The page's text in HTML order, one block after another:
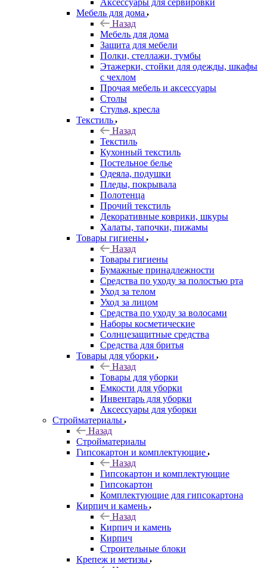
Аксессуары для сервировки
Мебель для дома
Назад
Мебель для дома
Защита для мебели
Полки, стеллажи, тумбы
Этажерки, стойки для одежды, шкафы
с чехлом
Прочая мебель и аксессуары
Столы
Стулья, кресла
Текстиль
Назад
Текстиль
Кухонный текстиль
Постельное белье
Одеяла, подушки
Пледы, покрывала
Полотенца
Прочий текстиль
Декоративные коврики, шкуры
Халаты, тапочки, пижамы
Товары гигиены
Назад
Товары гигиены
Бумажные принадлежности
Средства по уходу за полостью рта
Уход за телом
Уход за лицом
Средства по уходу за волосами
Наборы косметические
Солнцезащитные средства
Средства для бритья
Товары для уборки
Назад
Товары для уборки
Емкости для уборки
Инвентарь для уборки
Аксессуары для уборки
Стройматериалы
Назад
Стройматериалы
Гипсокартон и комплектующие
Назад
Гипсокартон и комплектующие
Гипсокартон
Комплектующие для гипсокартона
Кирпич и камень
Назад
Кирпич и камень
Кирпич
Строительные блоки
Крепеж и метизы